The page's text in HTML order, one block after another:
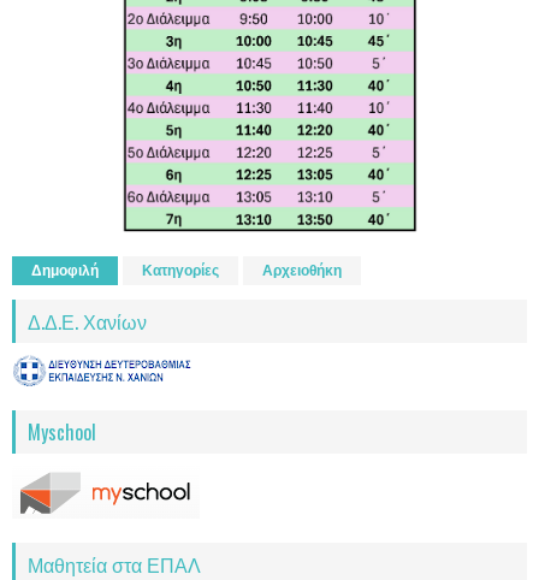
Δημοφιλή Κατηγορίες Αρχειοθήκη
Δ.Δ.Ε. Χανίων
Myschool
Μαθητεία στα ΕΠΑΛ